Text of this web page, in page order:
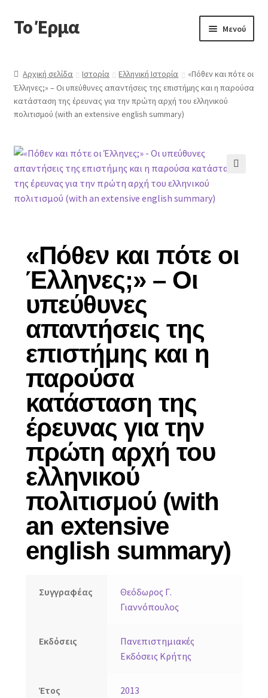
Το Έρμα Μενού
Ποιοι είμαστε
Κατηγορίες Βιβλίων
Συχνές Ερωτήσεις
Επικοινωνία
Αρχική σελίδα Ιστορία Ελληνική Ιστορία
«Πόθεν και πότε οι
Έλληνες;» – Οι υπεύθυνες απαντήσεις της επιστήμης και η παρούσα
κατάσταση της έρευνας για την πρώτη αρχή του ελληνικού
πολιτισμού (with an extensive english summary)
«Πόθεν και πότε οι
Έλληνες;» – Οι
υπεύθυνες
απαντήσεις της
επιστήμης και η
παρούσα
κατάσταση της
έρευνας για την
πρώτη αρχή του
ελληνικού
πολιτισμού (with
an extensive
english summary)
Συγγραφέας
Θεόδωρος Γ.
Γιαννόπουλος
Εκδόσεις
Πανεπιστημιακές
Εκδόσεις Κρήτης
Έτος
2013